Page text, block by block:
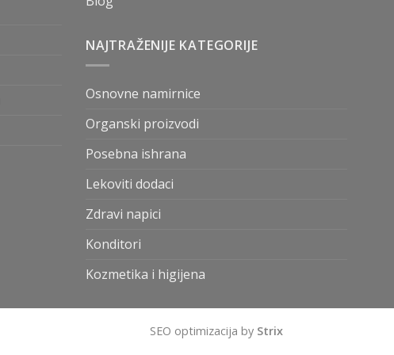
NAJTRAŽENIJE KATEGORIJE
Osnovne namirnice
Organski proizvodi
Posebna ishrana
Lekoviti dodaci
Zdravi napici
Konditori
Kozmetika i higijena
SEO optimizacija by Strix